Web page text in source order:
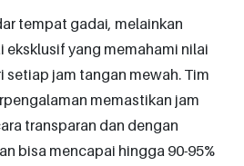
tempat gadai, melainkan
eksklusif yang memahami nilai
setiap jam tangan mewah. Tim
memastikan jam
transparan dan dengan
bisa mencapai hingga 90-95%